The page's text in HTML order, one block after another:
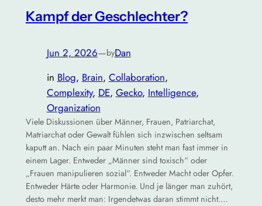
Kampf der Geschlechter?
Jun 2, 2026—byDan
in Blog, Brain, Collaboration
Complexity, DE, Gecko, Intelligence
Organization
Viele Diskussionen über Männer, Frauen, Patriarchat,
Matriarchat oder Gewalt fühlen sich inzwischen seltsam
kaputt an. Nach ein paar Minuten steht man fast immer in
einem Lager. Entweder „Männer sind toxisch“ oder
„Frauen manipulieren sozial“. Entweder Macht oder Opfer.
Entweder Härte oder Harmonie. Und je länger man zuhört,
desto mehr merkt man: Irgendetwas daran stimmt nicht.…